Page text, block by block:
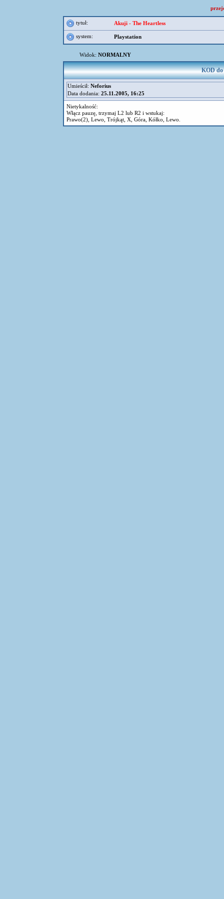
tytuł: Akuji - The Heartless
system: Playstation
Widok: NORMALNY
KOD do
Umieścił: Neforius
Data dodania: 25.11.2005, 16:25
Nietykalność:
Włącz pauzę, trzymaj L2 lub R2 i wstukaj:
Prawo(2), Lewo, Trójkąt, X, Góra, Kółko, Lewo.